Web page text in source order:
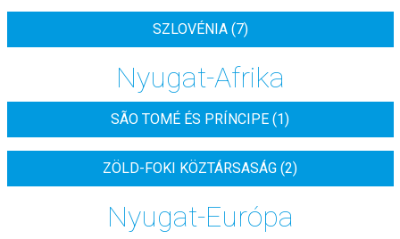
SZLOVÉNIA (7)
Nyugat-Afrika
SÃO TOMÉ ÉS PRÍNCIPE (1)
ZÖLD-FOKI KÖZTÁRSASÁG (2)
Nyugat-Európa